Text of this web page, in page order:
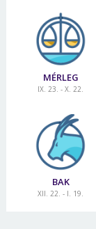
MÉRLEG
IX. 23. - X. 22.
BAK
XII. 22. - I. 19.